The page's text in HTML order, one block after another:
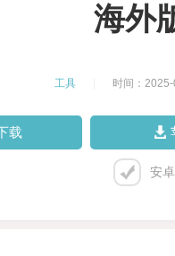
海外
工具 时间：
载
安